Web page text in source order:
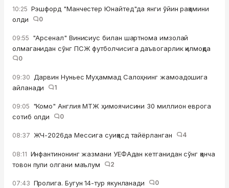
10:25 Рэшфорд "Манчестер Юнайтед"да янги ўйин рақамини
олди
0
09:55 "Арсенал" Винисиус билан шартнома имзолай
олмаганидан сўнг ПСЖ футболчисига даъвогарлик қилмоқда
0
09:30 Дарвин Нуньес Муҳаммад Салоҳнинг жамоадошига
айланади
1
09:05 "Комо" Англия МТЖ ҳимоячисини 30 миллион еврога
сотиб oлди
0
08:37 ЖЧ-2026да Мессига суиқасд тайёрланган 4
08:11 Инфантинонинг жазмани УЕФАдан кетганидан сўнг қанча
товон пули олгани маълум
2
07:43 Пролига. Бугун 14-тур якунланади 0